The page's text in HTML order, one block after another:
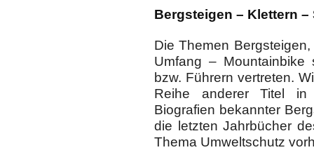
Bergsteigen – Klettern –
Die Themen
Umfang –
bzw. Führern vertreten.
Reihe anderer Titel in
Biografien bekannter
die letzten Jahrbücher
Thema Umweltschutz